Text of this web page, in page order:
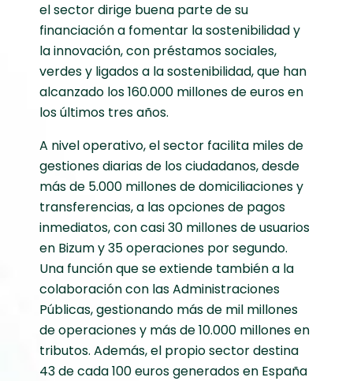
el sector dirige buena parte de su
financiación a fomentar la sostenibilidad y
la innovación, con préstamos sociales,
verdes y ligados a la sostenibilidad, que han
alcanzado los 160.000 millones de euros en
los últimos tres años.
A nivel operativo, el sector facilita miles de
gestiones diarias de los ciudadanos, desde
más de 5.000 millones de domiciliaciones y
transferencias, a las opciones de pagos
inmediatos, con casi 30 millones de usuarios
en Bizum y 35 operaciones por segundo.
Una función que se extiende también a la
colaboración con las Administraciones
Públicas, gestionando más de mil millones
de operaciones y más de 10.000 millones en
tributos. Además, el propio sector destina
43 de cada 100 euros generados en España